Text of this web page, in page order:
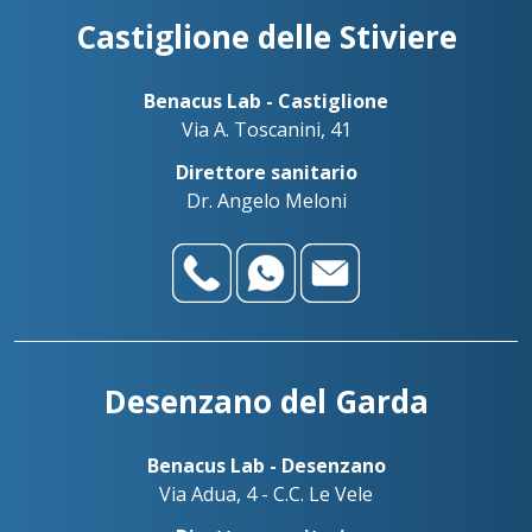
Palazzolo sull’Oglio
palazzolo@benacuslab.com
salo@benacuslab.com
Benadent - Le Vele - Studio dentistico
+393517517096
+39030738499
Castiglione delle Stiviere
Benacus Lab - Castiglione
Via A. Toscanini, 41
Direttore sanitario
Dr. Angelo Meloni
Desenzano del Garda
Benacus Lab - Desenzano
Via Adua, 4 - C.C. Le Vele